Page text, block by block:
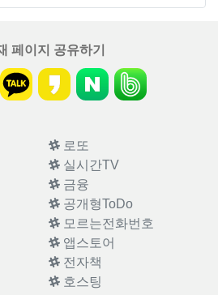
페이지 공유하기
로또
실시간TV
금융
공개형ToDo
모르는전화번호
앱스토어
전자책
호스팅